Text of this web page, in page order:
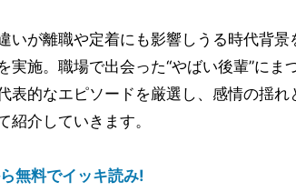
いが離職や定着にも影響しうる時代背景
実施。職場で出会った“やばい後輩”にま
表的なエピソードを厳選し、感情の揺
紹介していきます。
無料でイッキ読み!